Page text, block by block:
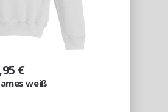
€
weiß